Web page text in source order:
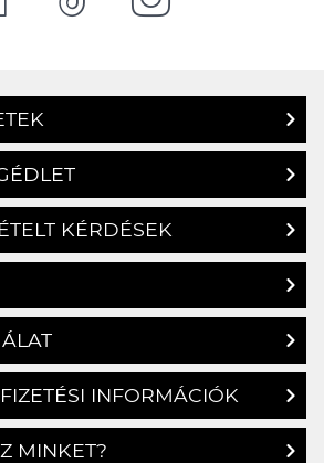
KÉRDÉSEK
INFORMÁCIÓK
MINKET?